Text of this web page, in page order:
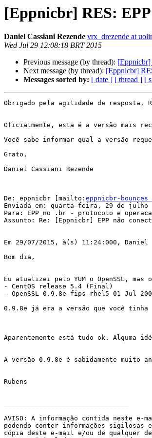
[Eppnicbr] RES:
Daniel Cassiani Rezende vrx_drezende at
Wed Jul 29 12:08:18 BRT 2015
Previous message (by thread): [Eppnicbr]
Next message (by thread): [Eppnicbr]
Messages sorted by: [ date ] [ thread ] [
Obrigado pela agilidade de resposta,
Oficialmente, esta é a versão mais
Você sabe informar qual a versão
Grato,
Daniel Cassiani Rezende
De: eppnicbr [mailto: eppnicbr-
Enviada em: quarta-feira, 29 de julho
Para: EPP no .br - protocolo e
Assunto: Re: [Eppnicbr] EPP não
Em 29/07/2015, à(s) 11:24:000, Daniel
Bom dia,
Eu atualizei pelo YUM o OpenSSL, mas
- CentOS release 5.4 (Final)
- OpenSSL 0.9.8e-fips-rhel5 01 Jul
0.9.8e já era a versão que você
Aparentemente está tudo ok. Alguma
A versão 0.9.8e é sabidamente muito
Rubens
AVISO: A informação contida neste e-
podendo conter informações sigilosas
cópia deste e-mail e/ou de qualquer de